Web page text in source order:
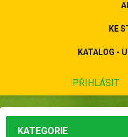
KE
KATALOG -
PŘIHLÁSIT
KATEGORIE